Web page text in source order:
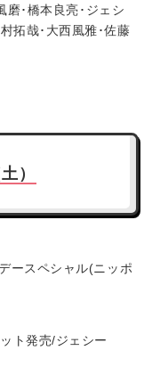
磨･橋本良亮･ジェシ
拓哉･大西風雅･佐藤
）
ースペシャル(ニッポ
ト発売/ジェシー